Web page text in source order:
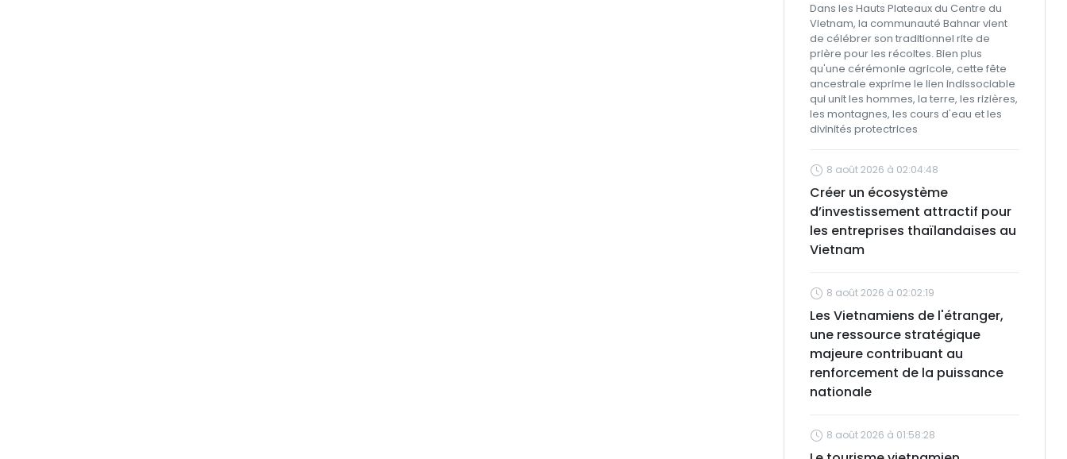
Dans les Hauts Plateaux du Centre du
Vietnam, la communauté Bahnar vient
de célébrer son traditionnel rite de
prière pour les récoltes. Bien plus
qu'une cérémonie agricole, cette fête
ancestrale exprime le lien indissociable
qui unit les hommes, la terre, les rizières,
les montagnes, les cours d'eau et les
divinités protectrices
8 août 2026 à 02:04:48
Créer un écosystème
d’investissement attractif pour
les entreprises thaïlandaises au
Vietnam
8 août 2026 à 02:02:19
Les Vietnamiens de l'étranger,
une ressource stratégique
majeure contribuant au
renforcement de la puissance
nationale
8 août 2026 à 01:58:28